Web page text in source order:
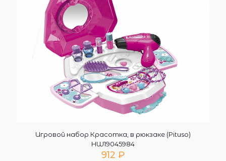
Игровой набор Красотка, в рюкзаке (Pituso)
HW19045984
912 ₽